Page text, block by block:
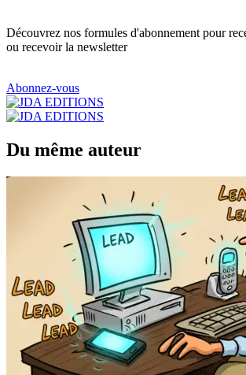
Découvrez nos formules d'abonnement pour
ou recevoir la newsletter
Abonnez-vous
Du même auteur